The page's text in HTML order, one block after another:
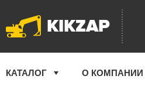
KIKZAP
КАТАЛОГ О КОМПАНИИ